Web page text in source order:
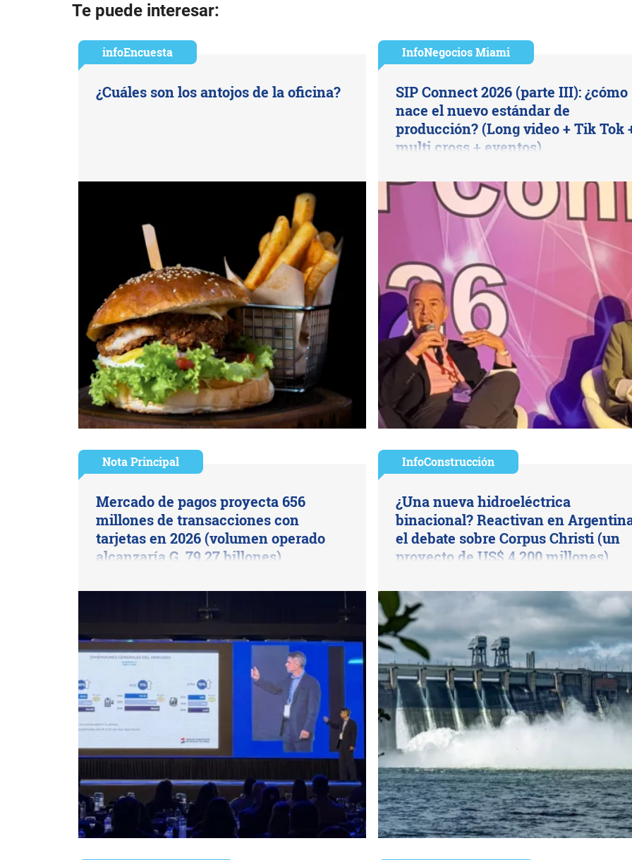
Te puede interesar:
infoEncuesta
¿Cuáles son los antojos de la oficina?
InfoNegocios Miami
SIP Connect 2026 (parte III): ¿cómo
nace el nuevo estándar de
producción? (Long video + Tik Tok
multi cross + eventos)
Nota Principal
Mercado de pagos proyecta 656
millones de transacciones con
tarjetas en 2026 (volumen operado
alcanzaría G. 79,27 billones)
InfoConstrucción
¿Una nueva hidroeléctrica
binacional? Reactivan en
el debate sobre Corpus Christi (un
proyecto de US$ 4.200 millones)